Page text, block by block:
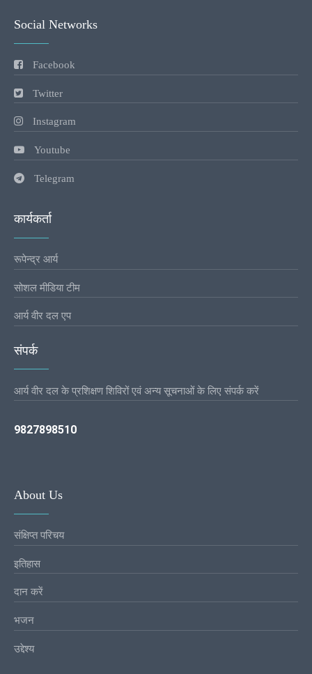
Social Networks
Facebook
Twitter
Instagram
Youtube
Telegram
कार्यकर्ता
रूपेन्द्र आर्य
सोशल मीडिया टीम
आर्य वीर दल एप
संपर्क
आर्य वीर दल के प्रशिक्षण शिविरों एवं अन्य सूचनाओं के लिए संपर्क करें
9827898510
About Us
संक्षिप्त परिचय
इतिहास
दान करें
भजन
उद्देश्य